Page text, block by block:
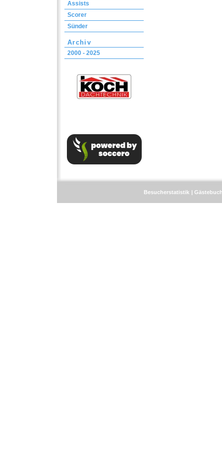
Assists
Scorer
Sünder
Archiv
2000 - 2025
Besucherstatistik